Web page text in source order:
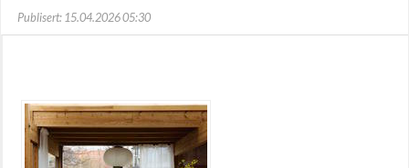
Publisert: 15.04.2026 05:30